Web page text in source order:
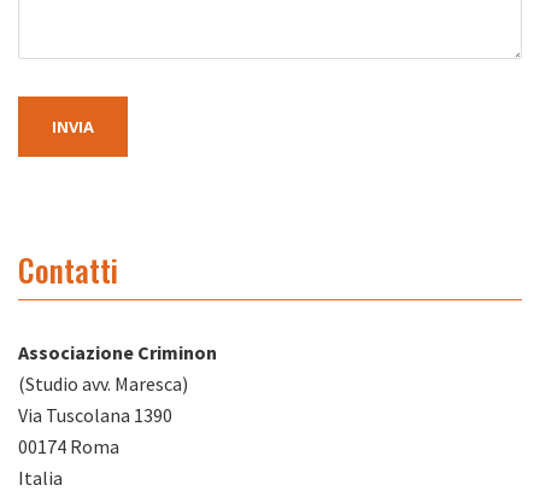
Contatti
Associazione Criminon
(Studio avv. Maresca)
Via Tuscolana 1390
00174 Roma
Italia